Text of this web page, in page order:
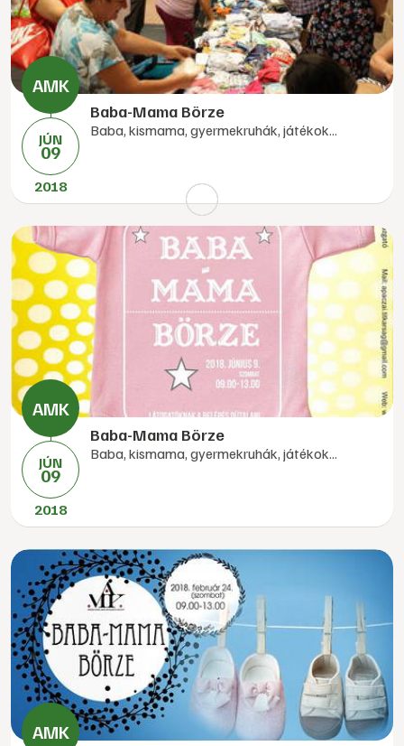
JÚN
09
2018
Baba-Mama Börze
Baba, kismama, gyermekruhák, játékok...
JÚN
09
2018
Baba-Mama Börze
Baba, kismama, gyermekruhák, játékok...